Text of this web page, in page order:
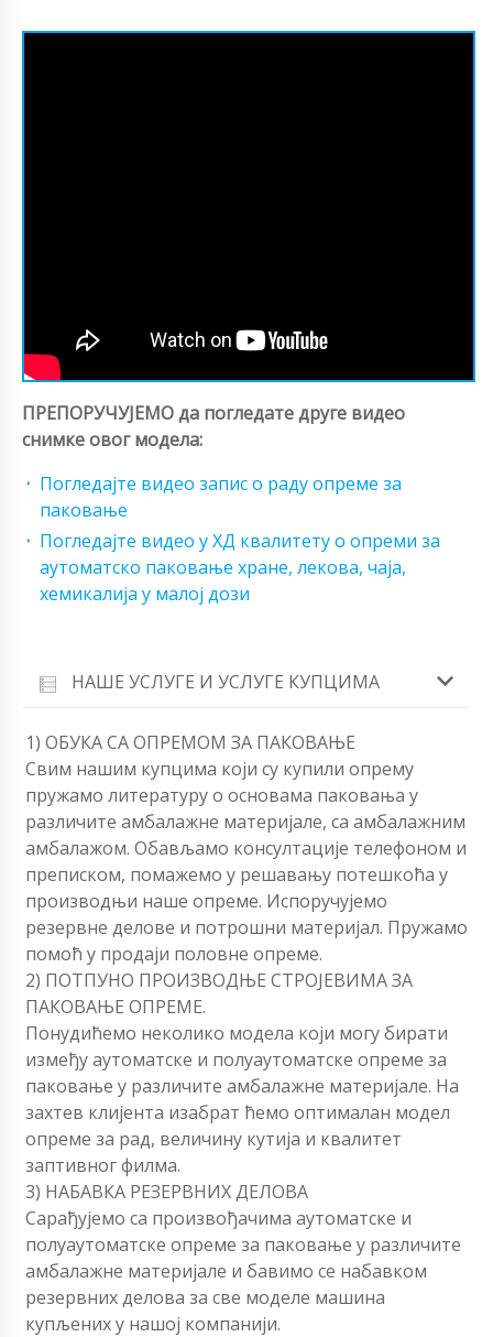
ПРЕПОРУЧУЈЕМО да погледате друге видео
снимке овог модела:
Погледајте видео запис о раду опреме за
паковање
Погледајте видео у ХД квалитету о опреми за
аутоматско паковање хране, лекова, чаја,
хемикалија у малој дози
НАШЕ УСЛУГЕ И УСЛУГЕ КУПЦИМА
1) ОБУКА СА ОПРЕМОМ ЗА ПАКОВАЊЕ
Свим нашим купцима који су купили опрему
пружамо литературу о основама паковања у
различите амбалажне материјале, са амбалажним
амбалажом. Обављамо консултације телефоном и
преписком, помажемо у решавању потешкоћа у
производњи наше опреме. Испоручујемо
резервне делове и потрошни материјал. Пружамо
помоћ у продаји половне опреме.
2) ПОТПУНО ПРОИЗВОДЊЕ СТРОЈЕВИМА ЗА
ПАКОВАЊЕ ОПРЕМЕ.
Понудићемо неколико модела који могу бирати
између аутоматске и полуаутоматске опреме за
паковање у различите амбалажне материјале. На
захтев клијента изабрат ћемо оптималан модел
опреме за рад, величину кутија и квалитет
заптивног филма.
3) НАБАВКА РЕЗЕРВНИХ ДЕЛОВА
Сарађујемо са произвођачима аутоматске и
полуаутоматске опреме за паковање у различите
амбалажне материјале и бавимо се набавком
резервних делова за све моделе машина
купљених у нашој компанији.